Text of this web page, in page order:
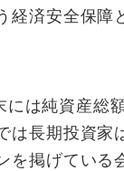
経済安全保障
は純資産総
は長期投資家
を掲げている